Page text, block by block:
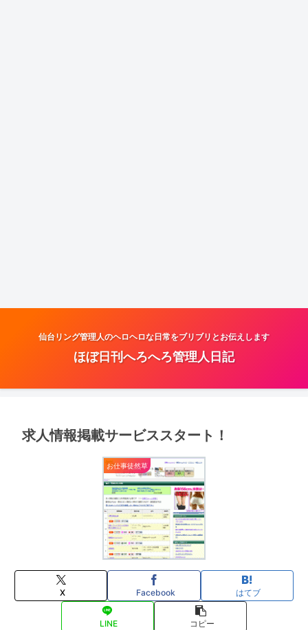
仙台リング管理人のヘロヘロな日常をブリブリとお伝えします
ほぼ日刊へろへろ管理人日記
求人情報掲載サービススタート！
お仕事徒然草
X Facebook はてブ
LINE コピー